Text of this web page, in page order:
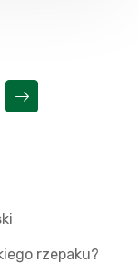
rzepaku?